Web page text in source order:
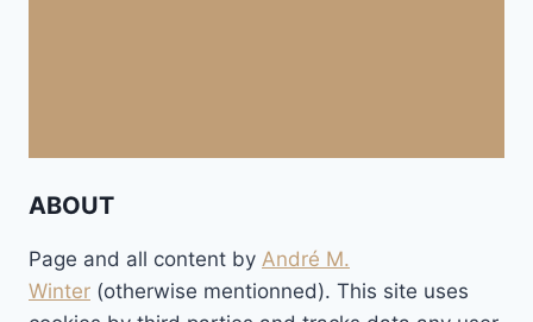
ABOUT
Page and all content by André M.
Winter (otherwise mentionned). This site uses